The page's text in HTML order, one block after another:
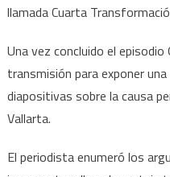
llamada Cuarta
Una vez concluido el
transmisión para exponer
diapositivas sobre la causa
Vallarta.
El periodista enumeró los